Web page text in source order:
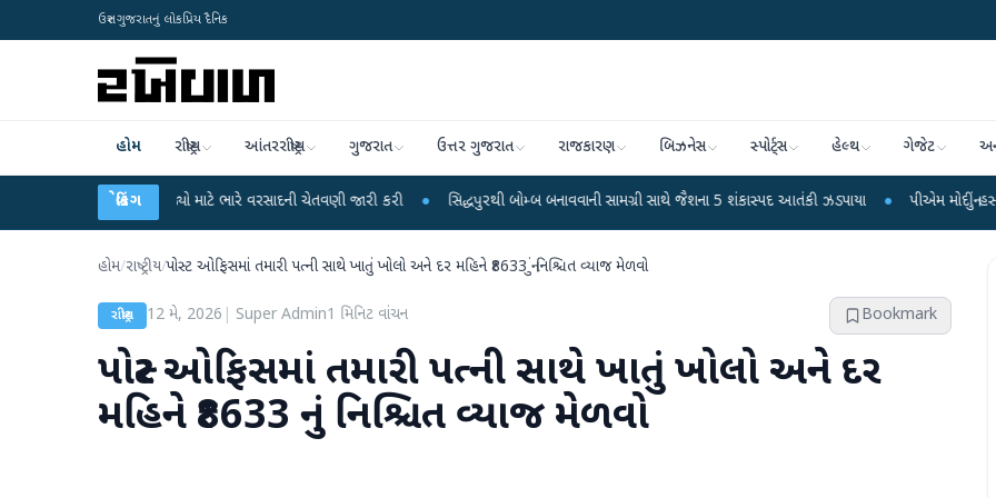
ઉત્તર ગુજરાતનું લોકપ્રિય દૈનિક
હોમ રાષ્ટ્રીય આંતરરાષ્ટ્રીય ગુજરાત ઉત્તર ગુજરાત રાજકારણ બિઝનેસ સ્પોર્ટ્સ હેલ્થ ગેજેટ
બ્રેકિંગ
18 રાજ્યો માટે ભારે વરસાદની ચેતવણી જારી કરી ● સિદ્ધપુરથી બોમ્બ બનાવવાની સામગ્રી સાથે જૈશના 5 શંકાસ્પદ આતંકી ઝડપાયા ● પીએમ મોદીનું હસ્તલિખિત
હોમ/રાષ્ટ્રીય/પોસ્ટ ઓફિસમાં તમારી પત્ની સાથે ખાતું ખોલો અને દર મહિને ₹8633 નું નિશ્ચિત વ્યાજ મેળવો
રાષ્ટ્રીય 12 મે, 2026 Super Admin1 મિનિટ વાંચન Bookmark
પોસ્ટ ઓફિસમાં તમારી પત્ની સાથે ખાતું ખોલો અને દર
મહિને ₹8633 નું નિશ્ચિત વ્યાજ મેળવો